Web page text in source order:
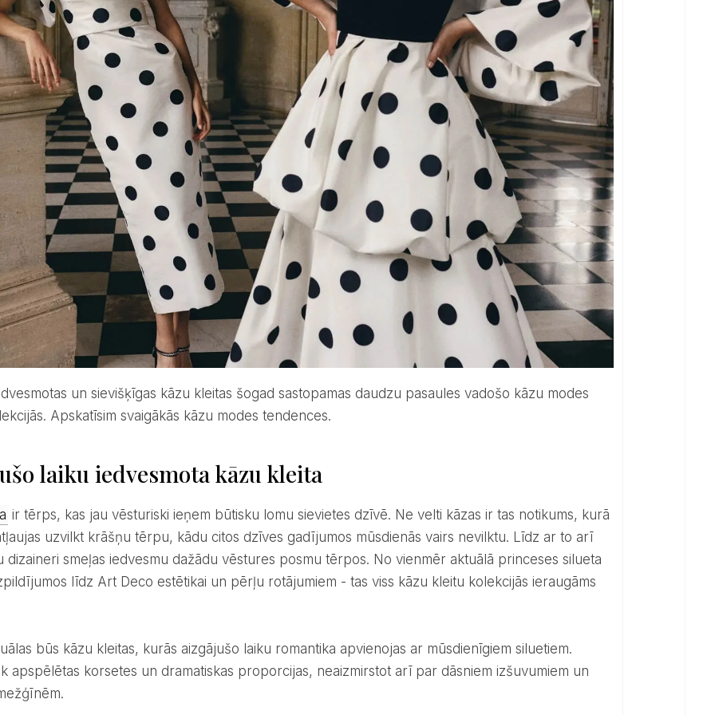
Apskatīsim svaigākās kāzu modes tendences.
laiku iedvesmota kāzu kleita
ir tērps, kas jau vēsturiski ieņem būtisku lomu sievietes dzīvē. Ne velti kāzas ir tas notikums, kurā
uzvilkt krāšņu tērpu, kādu citos dzīves gadījumos mūsdienās vairs nevilktu. Līdz ar to arī
dizaineri smeļas iedvesmu dažādu vēstures posmu tērpos. No vienmēr aktuālā princeses silueta
līdz Art Deco estētikai un pērļu rotājumiem - tas viss kāzu kleitu kolekcijās ieraugāms
apspēlētas korsetes un dramatiskas proporcijas, neaizmirstot arī par dāsniem izšuvumiem un